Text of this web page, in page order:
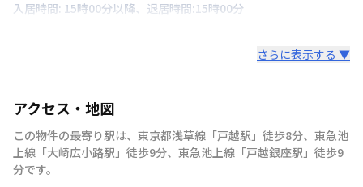
入居時間: 15時00分以降、退居時間:15時00分
さらに表示する ▼
アクセス・地図
この物件の最寄り駅は、 東京都浅草線 「戸越駅 」 徒歩8分、 東急池
上線 「大崎広小路駅 」 徒歩9分、 東急池上線 「戸越銀座駅 」 徒歩9
分です。